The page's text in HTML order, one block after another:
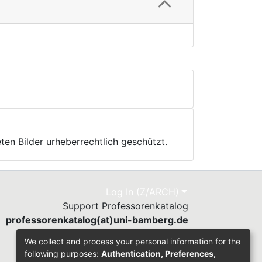
Bilder urheberrechtlich geschützt.
Log In (Z/ARCH)
Support Professorenkatalog
professorenkatalog(at)uni-bamberg.de
We collect and process your personal information for the
following purposes: Authentication, Preferences,